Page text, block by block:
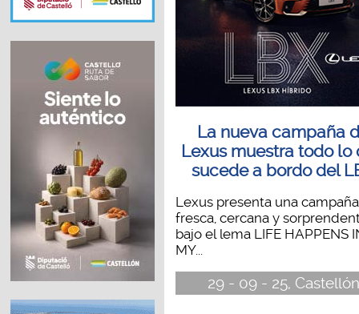
La nueva campaña
Lexus muestra todo lo
sucede a bordo del
Lexus presenta una campaña
fresca, cercana y
bajo el lema LIFE HAPPENS
MY...
29 - 09 - 25, Castellón